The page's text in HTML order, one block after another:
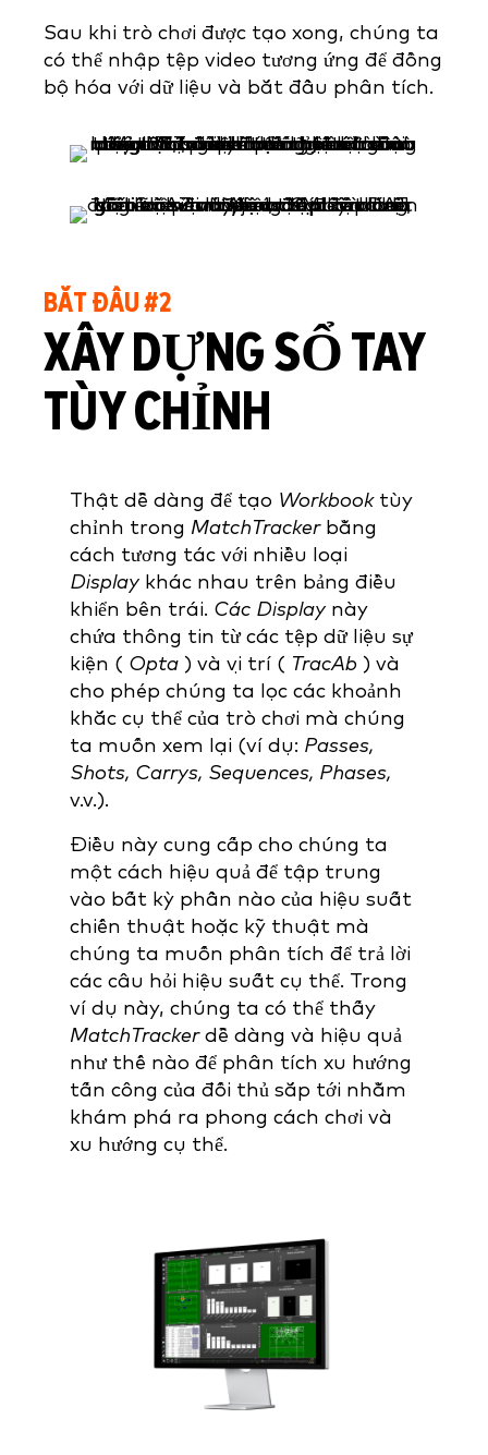
Sau khi trò chơi được tạo xong, chúng ta
có thể nhập tệp video tương ứng để đồng
bộ hóa với dữ liệu và bắt đầu phân tích.
BẮT ĐẦU #2
XÂY DỰNG SỔ TAY
TÙY CHỈNH
Thật dễ dàng để tạo Workbooktùy
chỉnh trong MatchTracker bằng
cách tương tác với nhiều loại
Display khác nhau trên bảng điều
khiển bên trái. Các Display này
chứa thông tin từ các tệp dữ liệu sự
kiện ( Opta ) và vị trí ( TracAb ) và
cho phép chúng ta lọc các khoảnh
khắc cụ thể của trò chơi mà chúng
ta muốn xem lại (ví dụ: Passes,
Shots, Carrys, Sequences, Phases,
v.v.).
Điều này cung cấp cho chúng ta
một cách hiệu quả để tập trung
vào bất kỳ phần nào của hiệu suất
chiến thuật hoặc kỹ thuật mà
chúng ta muốn phân tích để trả lời
các câu hỏi hiệu suất cụ thể. Trong
ví dụ này, chúng ta có thể thấy
MatchTrackerdễ dàng và hiệu quả
như thế nào để phân tích xu hướng
tấn công của đối thủ sắp tới nhằm
khám phá ra phong cách chơi và
xu hướng cụ thể.